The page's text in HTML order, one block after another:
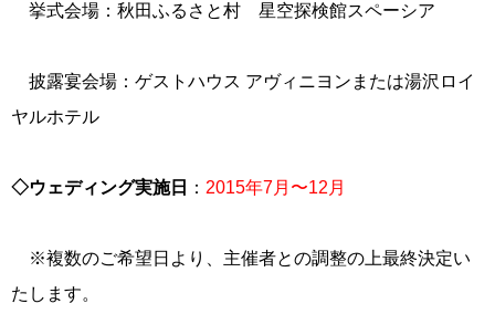
挙式会場：秋田ふるさと村 星空探検館スペーシア
披露宴会場：ゲストハウス アヴィニヨンまたは湯沢ロイ
ヤルホテル
◇ウェディング実施日 ： 2015年7月〜12月
※複数のご希望日より、主催者との調整の上最終決定い
たします。